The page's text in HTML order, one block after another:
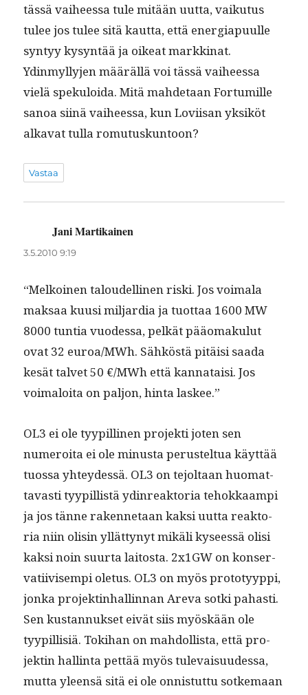
tässä vai­heessa tule mitään uut­ta, vaiku­tus
tulee jos tulee sitä kaut­ta, että ener­gia­pu­ulle
syn­tyy kysyn­tää ja oikeat markkinat.
Ydin­myl­ly­jen määräl­lä voi tässä vai­heessa
vielä speku­loi­da. Mitä mahde­taan For­tu­mille
sanoa siinä vai­heessa, kun Lovi­isan yksiköt
alka­vat tul­la romutuskuntoon?
Vastaa
Jani Martikainen
3.5.2010 9:19
“Melkoinen taloudelli­nen ris­ki. Jos voimala
mak­saa kuusi mil­jar­dia ja tuot­taa 1600 MW
8000 tun­tia vuodessa, pelkät pääo­maku­lut
ovat 32 euroa/MWh. Sähköstä pitäisi saa­da
kesät tal­vet 50 €/MWh että kan­nataisi. Jos
voimaloi­ta on paljon, hin­ta laskee.”
OL3 ei ole tyyp­illi­nen pro­jek­ti joten sen
numeroi­ta ei ole minus­ta perustel­tua käyt­tää
tuos­sa yhtey­dessä. OL3 on tejoltaan huo­mat­
tavasti tyyp­il­listä ydin­reak­to­ria tehokkaampi
ja jos tänne raken­netaan kak­si uut­ta reak­to­
ria niin olisin yllät­tynyt mikäli kyseessä olisi
kak­si noin suur­ta laitos­ta. 2x1GW on kon­ser­
vati­ivisem­pi ole­tus. OL3 on myös pro­to­tyyp­pi,
jon­ka pro­jek­t­in­hallinnan Are­va sot­ki pahasti.
Sen kus­tan­nuk­set eivät siis myöskään ole
tyyp­il­lisiä. Tok­i­han on mah­dol­lista, että pro­
jek­tin hallinta pet­tää myös tule­vaisu­udessa,
mut­ta yleen­sä sitä ei ole onnis­tut­tu sotke­maan